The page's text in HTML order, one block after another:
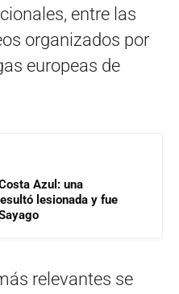
entre las
organizados por
europeas de
Azul: una
lesionada y fue
relevantes se